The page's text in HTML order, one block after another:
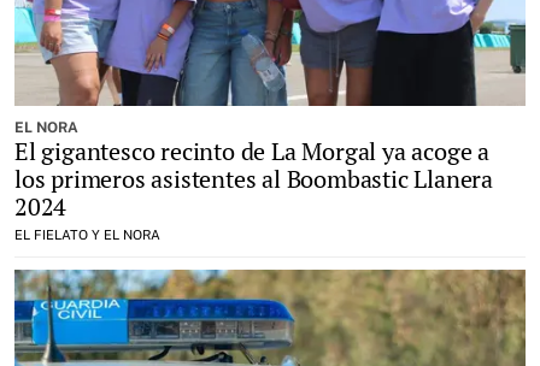
EL NORA
El gigantesco recinto de La Morgal ya acoge a
los primeros asistentes al Boombastic Llanera
2024
EL FIELATO Y EL NORA